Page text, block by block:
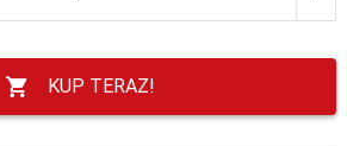
KUP TERAZ!